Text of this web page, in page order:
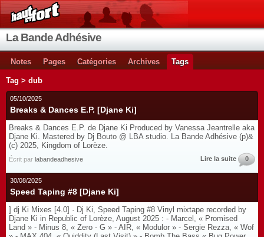
La Bande Adhésive
Notes Pages Catégories Archives Tags
Tag > dub
05/10/2025
Breaks & Dances E.P. [Djane Ki]
Breaks & Dances E.P. de Djane Ki Produced by Vanessa Jeantrelle aka
Djane Ki. Mastered by Dj Bouto @ LBA studio. La Bande Adhésive (p)&
(c) 2025, Kingdom of Lorèze.
Écrit par labandeadhesive Lire la suite 0
30/08/2025
Speed Taping #8 [Djane Ki]
] dj Ki Mixes [4.0] · Dj Ki, Speed Taping #8 Vinyl mixtape recorded by
Djane Ki in Republic of Lorèze, August 2025 : - Marcel, « Promised
Land » - Minus 8, « Zero - G » - AIR, « Modulor » - Sergie Rezza, « Wof